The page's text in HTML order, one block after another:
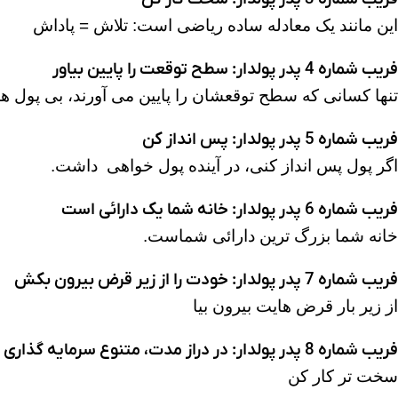
این مانند یک معادله ساده ریاضی است: تلاش = پاداش
فریب شماره 4 پدر پولدار: سطح توقعت را پایین بیاور
تنها کسانی که سطح توقعشان را پایین می آورند، بی پول
فریب شماره 5 پدر پولدار: پس انداز کن
اگر پول پس انداز کنی، در آینده پول خواهی داشت.
فریب شماره 6 پدر پولدار: خانه شما یک دارائی است
خانه شما بزرگ ترین دارائی شماست.
فریب شماره 7 پدر پولدار: خودت را از زیر قرض بیرون بکش
از زیر بار قرض هایت بیرون بیا
فریب شماره 8 پدر پولدار: در دراز مدت، متنوع سرمایه گذاری کنید
سخت تر کار کن